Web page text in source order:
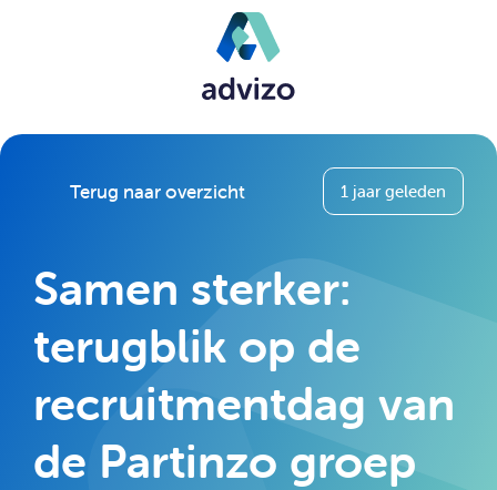
Terug naar overzicht 1 jaar geleden
Samen sterker:
terugblik op de
recruitmentdag van
de Partinzo groep